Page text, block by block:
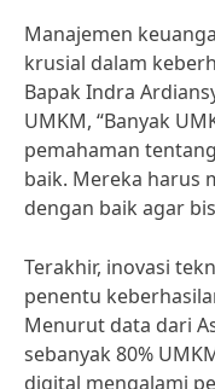
Manajemen
krusial dalam
Bapak Indra
UMKM, “Banyak
pemahaman
baik. Mereka harus
dengan baik agar
Terakhir, inovasi
penentu
Menurut data dari
sebanyak 80%
digital mengalami